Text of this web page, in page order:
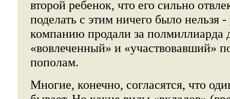
второй ребенок, что его сильно
поделать с этим ничего было
компанию продали за полмиллиарда
«вовлеченный» и «участвовавший»
пополам.
Многие, конечно, согласятся, что